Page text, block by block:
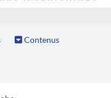
Contenus